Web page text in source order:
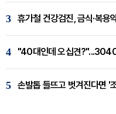
3 휴가철 건강검진, 금식·복
4 "40대인데 오십견?"...3040
5 손발톱 들뜨고 벗겨진다면 '